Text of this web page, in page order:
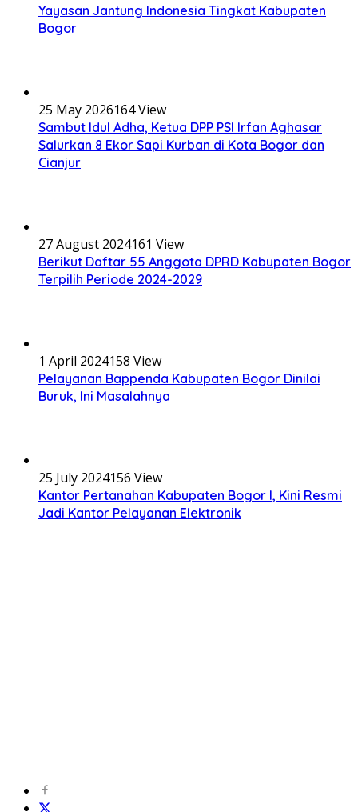
Yayasan Jantung Indonesia Tingkat Kabupaten
Bogor
25 May 2026164 View
Sambut Idul Adha, Ketua DPP PSI Irfan Aghasar
Salurkan 8 Ekor Sapi Kurban di Kota Bogor dan
Cianjur
27 August 2024161 View
Berikut Daftar 55 Anggota DPRD Kabupaten Bogor
Terpilih Periode 2024-2029
1 April 2024158 View
Pelayanan Bappenda Kabupaten Bogor Dinilai
Buruk, Ini Masalahnya
25 July 2024156 View
Kantor Pertanahan Kabupaten Bogor I, Kini Resmi
Jadi Kantor Pelayanan Elektronik